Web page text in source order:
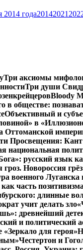
2014 года20142021
Три аксиомы
Три души
Bloody
в обществе:
Объективный и
в
Оттоманской
Просвещения:
национальная
русский язык
Новороссия
военного
часть позитивизма
длинные
учит делать зло
древнейший
и политический
для героя»
Честертон и